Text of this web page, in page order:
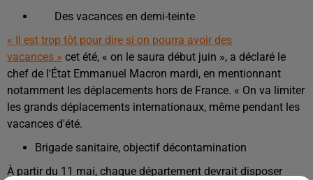
Des vacances en demi-teinte
« Il est trop tôt pour dire si on pourra avoir des
vacances » cet été, « on le saura début juin », a déclaré le
chef de l'État Emmanuel Macron mardi, en mentionnant
notamment les déplacements hors de France. « On va limiter
les grands déplacements internationaux, même pendant les
vacances d'été.
Brigade sanitaire, objectif décontamination
À partir du 11 mai, chaque département devrait disposer